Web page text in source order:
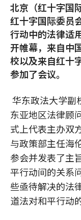
北京（红十字国
红十字国际委员
行动中的法律适
开帷幕，来自中
校以及来自红十
参加了会议。
华东政法大学副
东亚地区法律顾
式上代表主办双
与政策部主任海
参会并发表了主
平行动间的关系
些亟待解决的法
道法对和平行动